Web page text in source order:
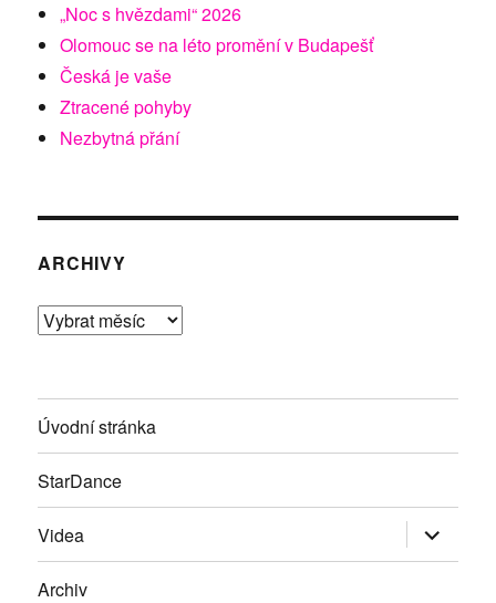
„Noc s hvězdami“ 2026
Olomouc se na léto promění v Budapešť
Česká je vaše
Ztracené pohyby
Nezbytná přání
ARCHIVY
Archivy
Úvodní stránka
StarDance
Videa Zobrazit
položky
Archiv